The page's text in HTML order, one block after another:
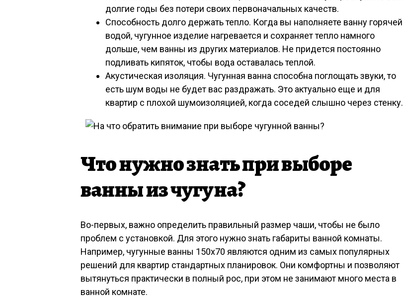
долгие годы без потери своих первоначальных качеств.
Способность долго держать тепло. Когда вы наполняете ванну горячей
водой, чугунное изделие нагревается и сохраняет тепло намного
дольше, чем ванны из других материалов. Не придется постоянно
подливать кипяток, чтобы вода оставалась теплой.
Акустическая изоляция. Чугунная ванна способна поглощать звуки, то
есть шум воды не будет вас раздражать. Это актуально еще и для
квартир с плохой шумоизоляцией, когда соседей слышно через стенку.
Что нужно знать при выборе
ванны из чугуна?
Во-первых, важно определить правильный размер чаши, чтобы не было
проблем с установкой. Для этого нужно знать габариты ванной комнаты.
Например, чугунные ванны 150х70 являются одним из самых популярных
решений для квартир стандартных планировок. Они комфортны и позволяют
вытянуться практически в полный рос, при этом не занимают много места в
ванной комнате.